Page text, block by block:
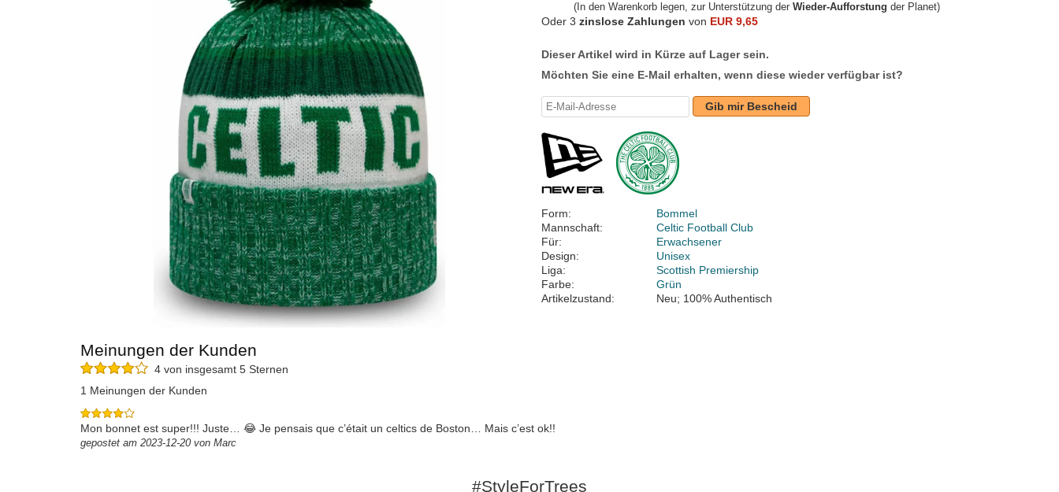
(In den Warenkorb legen, zur Unterstützung der Wieder-Aufforstung der Planet)
Oder 3 zinslose Zahlungen von EUR 9,65
Dieser Artikel wird in Kürze auf Lager sein.
Möchten Sie eine E-Mail erhalten, wenn diese wieder verfügbar ist?
Gib mir Bescheid
Form:
Bommel
Mannschaft:
Celtic Football Club
Für:
Erwachsener
Design:
Unisex
Liga:
Scottish Premiership
Farbe:
Grün
Artikelzustand:
Neu; 100% Authentisch
Meinungen der Kunden
4 von insgesamt 5 Sternen
1 Meinungen der Kunden
Mon bonnet est super!!! Juste… 😂 Je pensais que c’était un celtics de Boston… Mais c’est ok!!
gepostet am 2023-12-20 von Marc
#StyleForTrees